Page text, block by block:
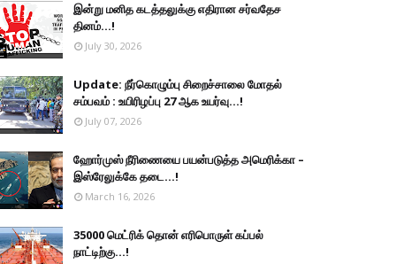
இன்று மனித கடத்தலுக்கு எதிரான சர்வதேச
தினம்...!
July 30, 2026
Update: நீர்கொழும்பு சிறைச்சாலை மோதல்
சம்பவம் : உயிரிழப்பு 27 ஆக உயர்வு...!
July 07, 2026
ஹோர்முஸ் நீரிணையை பயன்படுத்த அமெரிக்கா –
இஸ்ரேலுக்கே தடை...!
March 16, 2026
35000 மெட்ரிக் தொன் எரிபொருள் கப்பல்
நாட்டிற்கு...!